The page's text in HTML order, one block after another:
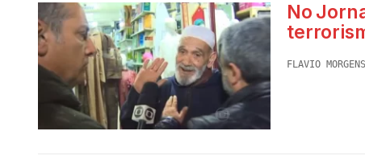
No
FLAVIO